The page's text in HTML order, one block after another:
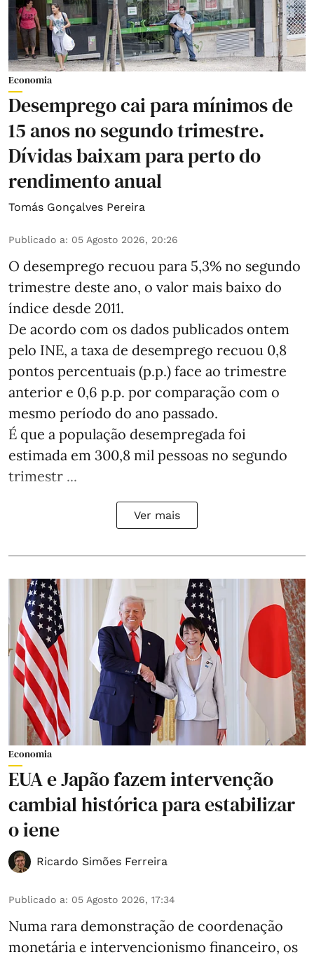
Economia
Desemprego cai para mínimos de
15 anos no segundo trimestre.
Dívidas baixam para perto do
rendimento anual
Tomás Gonçalves Pereira
Publicado a: 05 Agosto 2026, 20:26
O desemprego recuou para 5,3% no segundo
trimestre deste ano, o valor mais baixo do
índice desde 2011.
De acordo com os dados publicados ontem
pelo INE, a taxa de desemprego recuou 0,8
pontos percentuais (p.p.) face ao trimestre
anterior e 0,6 p.p. por comparação com o
mesmo período do ano passado.
É que a população desempregada foi
estimada em 300,8 mil pessoas no segundo
trimestr ...
Ver mais
Economia
EUA e Japão fazem intervenção
cambial histórica para estabilizar
o iene
Ricardo Simões Ferreira
Publicado a: 05 Agosto 2026, 17:34
Numa rara demonstração de coordenação
monetária e intervencionismo financeiro, os